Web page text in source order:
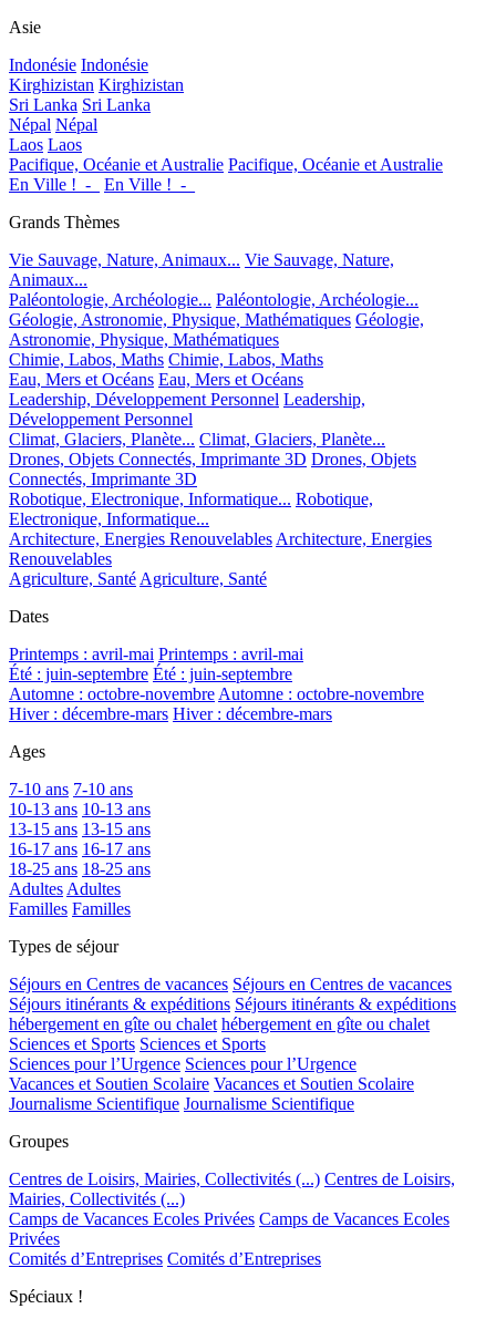
Asie
Indonésie Indonésie
Kirghizistan Kirghizistan
Sri Lanka Sri Lanka
Népal Népal
Laos Laos
Pacifique, Océanie et Australie Pacifique, Océanie et Australie
En Ville !_-_
En Ville !_-_
Grands Thèmes
Vie Sauvage, Nature, Animaux... Vie Sauvage, Nature,
Animaux...
Paléontologie, Archéologie... Paléontologie, Archéologie...
Géologie, Astronomie, Physique, Mathématiques Géologie,
Astronomie, Physique, Mathématiques
Chimie, Labos, Maths Chimie, Labos, Maths
Eau, Mers et Océans Eau, Mers et Océans
Leadership, Développement Personnel Leadership,
Développement Personnel
Climat, Glaciers, Planète... Climat, Glaciers, Planète...
Drones, Objets Connectés, Imprimante 3D Drones, Objets
Connectés, Imprimante 3D
Robotique, Electronique, Informatique... Robotique,
Electronique, Informatique...
Architecture, Energies Renouvelables Architecture, Energies
Renouvelables
Agriculture, Santé Agriculture, Santé
Dates
Printemps : avril-mai Printemps : avril-mai
Été : juin-septembre Été : juin-septembre
Automne : octobre-novembre Automne : octobre-novembre
Hiver : décembre-mars Hiver : décembre-mars
Ages
7-10 ans 7-10 ans
10-13 ans 10-13 ans
13-15 ans 13-15 ans
16-17 ans 16-17 ans
18-25 ans 18-25 ans
Adultes Adultes
Familles Familles
Types de séjour
Séjours en Centres de vacances Séjours en Centres de vacances
Séjours itinérants & expéditions Séjours itinérants & expéditions
hébergement en gîte ou chalet hébergement en gîte ou chalet
Sciences et Sports Sciences et Sports
Sciences pour l’Urgence Sciences pour l’Urgence
Vacances et Soutien Scolaire Vacances et Soutien Scolaire
Journalisme Scientifique Journalisme Scientifique
Groupes
Centres de Loisirs, Mairies, Collectivités (...) Centres de Loisirs,
Mairies, Collectivités (...)
Camps de Vacances Ecoles Privées Camps de Vacances Ecoles
Privées
Comités d’Entreprises Comités d’Entreprises
Spéciaux !